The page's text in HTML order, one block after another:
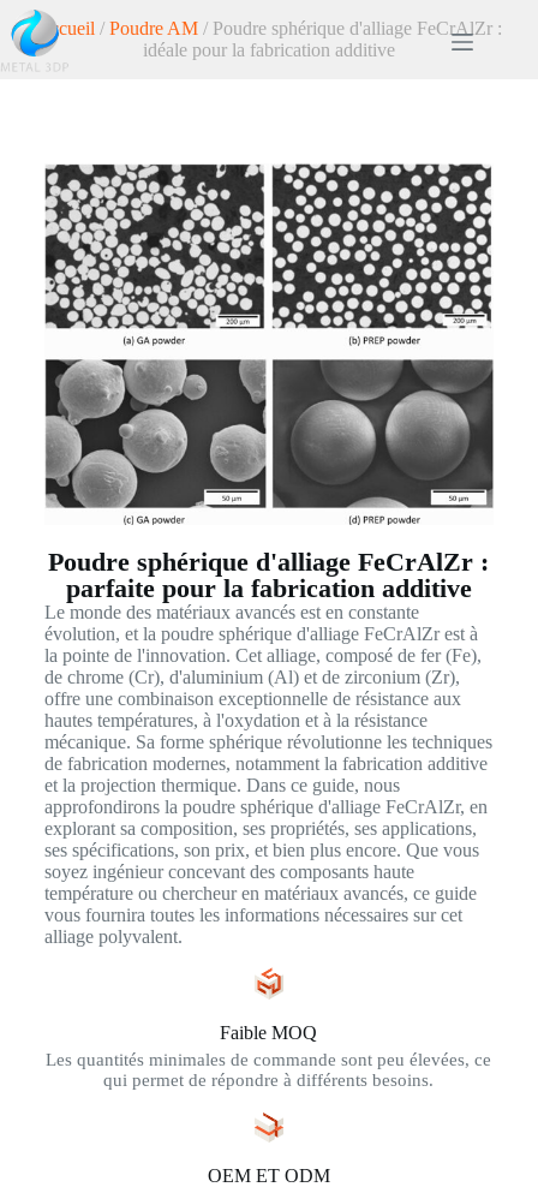
Accueil / Poudre AM/ Poudre sphérique d'alliage FeCrAlZr :
idéale pour la fabrication additive
Poudre sphérique d'alliage FeCrAlZr :
parfaite pour la fabrication additive
Le monde des matériaux avancés est en constante
évolution, et la poudre sphérique d'alliage FeCrAlZr est à
la pointe de l'innovation. Cet alliage, composé de fer (Fe),
de chrome (Cr), d'aluminium (Al) et de zirconium (Zr),
offre une combinaison exceptionnelle de résistance aux
hautes températures, à l'oxydation et à la résistance
mécanique. Sa forme sphérique révolutionne les techniques
de fabrication modernes, notamment la fabrication additive
et la projection thermique. Dans ce guide, nous
approfondirons la poudre sphérique d'alliage FeCrAlZr, en
explorant sa composition, ses propriétés, ses applications,
ses spécifications, son prix, et bien plus encore. Que vous
soyez ingénieur concevant des composants haute
température ou chercheur en matériaux avancés, ce guide
vous fournira toutes les informations nécessaires sur cet
alliage polyvalent.
Faible MOQ
Les quantités minimales de commande sont peu élevées, ce
qui permet de répondre à différents besoins.
OEM ET ODM